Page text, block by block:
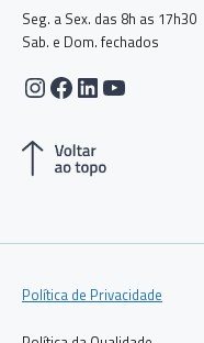
Seg. a Sex. das 8h as 17h30
Sab. e Dom. fechados
Instagram
Facebook
LinkedIn
Youtube
Política de Privacidade